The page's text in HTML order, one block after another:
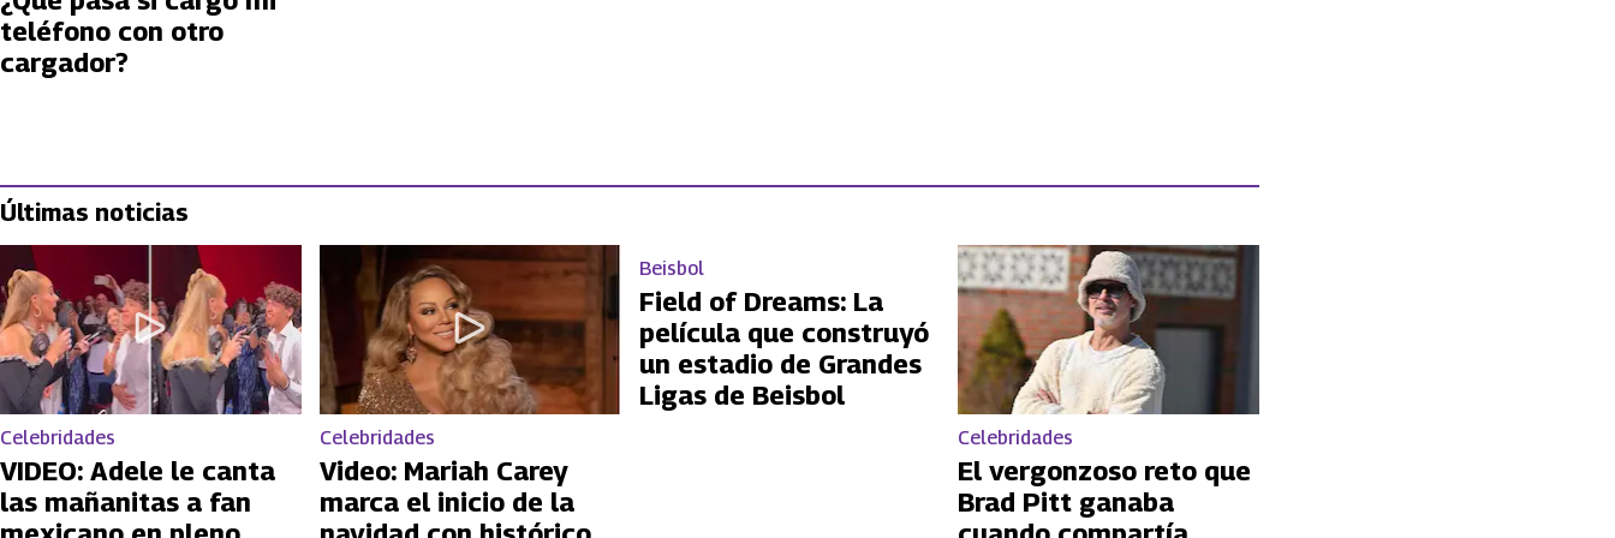
teléfono con otro
cargador?
Últimas noticias
Celebridades
VIDEO: Adele le canta
las mañanitas a fan
Celebridades
Video: Mariah Carey
marca el inicio de la
Beisbol
Field of Dreams: La
película que construyó
un estadio de Grandes
Ligas de Beisbol
Celebridades
El vergonzoso reto que
Brad Pitt ganaba